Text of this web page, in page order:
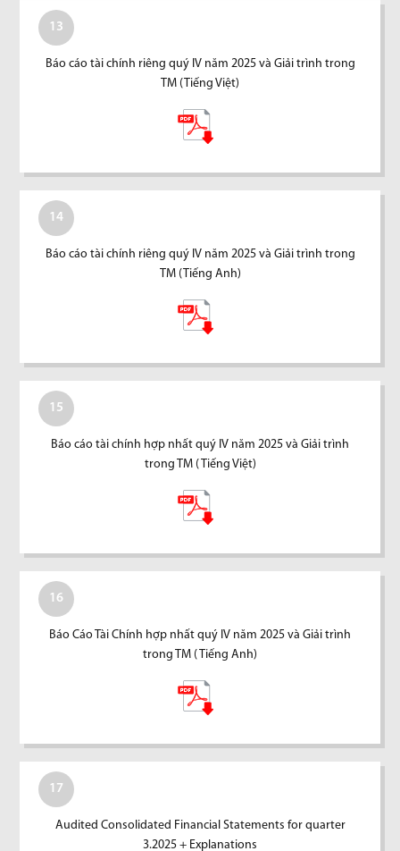
13
Báo cáo tài chính riêng quý IV năm 2025 và Giải trình trong
TM (Tiếng Việt)
14
Báo cáo tài chính riêng quý IV năm 2025 và Giải trình trong
TM (Tiếng Anh)
15
Báo cáo tài chính hợp nhất quý IV năm 2025 và Giải trình
trong TM ( Tiếng Việt)
16
Báo Cáo Tài Chính hợp nhất quý IV năm 2025 và Giải trình
trong TM ( Tiếng Anh)
17
Audited Consolidated Financial Statements for quarter
3.2025 + Explanations